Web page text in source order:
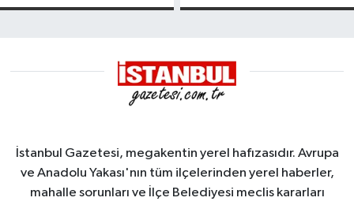
kayması
İstanbul Gazetesi, megakentin yerel hafızasıdır. Avrupa
ve Anadolu Yakası'nın tüm ilçelerinden yerel haberler,
mahalle sorunları ve İlçe Belediyesi meclis kararları